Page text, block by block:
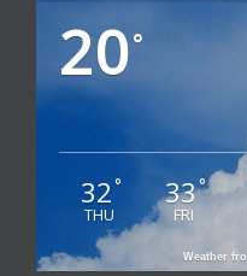
20°
32°
THU
33°
FRI
Weather